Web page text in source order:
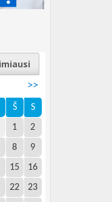
>>
Š S
1 2
8 9
15 16
22 23